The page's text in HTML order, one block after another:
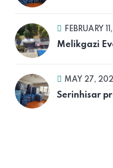
FEBRUARY
Melikgazi
MAY 27,
Serinhisar